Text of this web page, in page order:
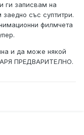
ги записвам на
със суптитри.
филмчета
и да може някой
ПРЕДВАРИТЕЛНО.